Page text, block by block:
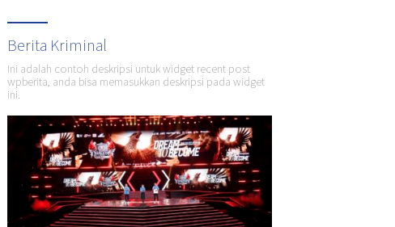
Berita Kriminal
Ini adalah contoh deskripsi untuk widget recent post
wpberita, anda bisa memasukkan deskripsi pada widget
ini.